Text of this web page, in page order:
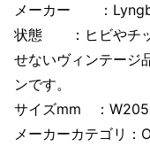
メーカー ：
状態 ：ヒビやチッ
せないヴィンテージ
ンです。
サイズmm ：
メーカーカテゴリ：